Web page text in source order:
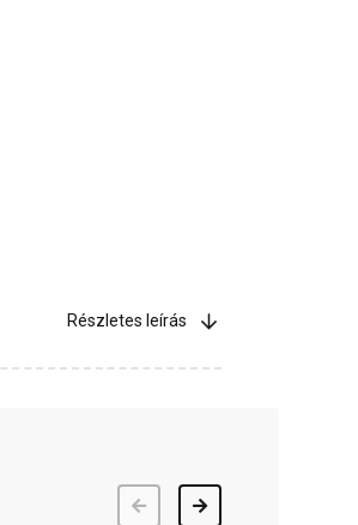
Részletes leírás